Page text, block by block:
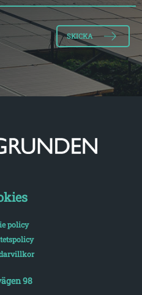
policy
98